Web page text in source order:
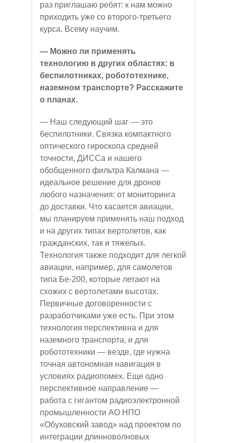
раз приглашаю ребят: к нам можно
приходить уже со второго-третьего
курса. Всему научим.
— Можно ли применять
технологию в других областях: в
беспилотниках, робототехнике,
наземном транспорте? Расскажите
о планах.
— Наш следующий шаг — это
беспилотники. Связка компактного
оптического гироскопа средней
точности, ДИССа и нашего
обобщенного фильтра Калмана —
идеальное решение для дронов
любого назначения: от мониторинга
до доставки. Что касается авиации,
мы планируем применять наш подход
и на других типах вертолетов, как
гражданских, так и тяжелых.
Технология также подходит для легкой
авиации, например, для самолетов
типа Бе-200, которые летают на
схожих с вертолетами высотах.
Первичные договоренности с
разработчиками уже есть. При этом
технология перспективна и для
наземного транспорта, и для
робототехники — везде, где нужна
точная автономная навигация в
условиях радиопомех. Еще одно
перспективное направление —
работа с гигантом радиоэлектронной
промышленности АО НПО
«Обуховский завод» над проектом по
интеграции длинноволновых